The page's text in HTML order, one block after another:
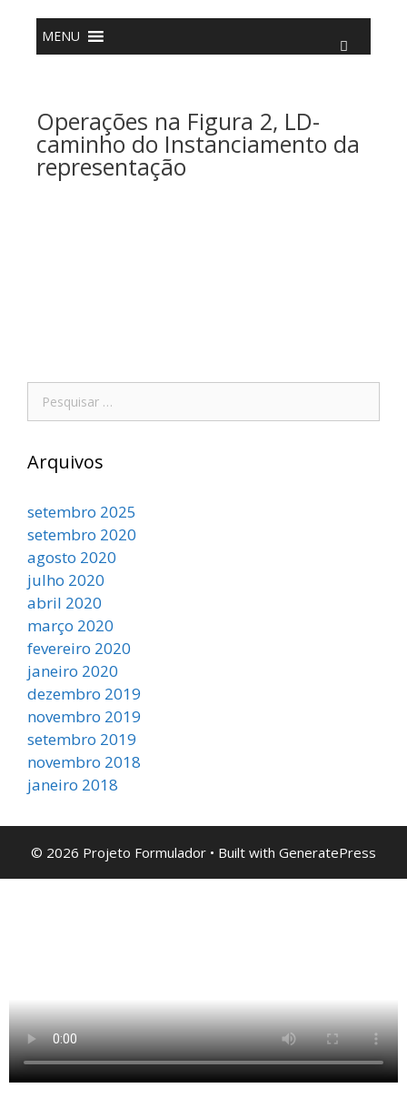
conteúdo
MENU
Operações na Figura 2, LD-
caminho do Instanciamento da
representação
Arquivos
setembro 2025
setembro 2020
agosto 2020
julho 2020
abril 2020
março 2020
fevereiro 2020
janeiro 2020
dezembro 2019
novembro 2019
setembro 2019
novembro 2018
janeiro 2018
© 2026 Projeto Formulador • Built with GeneratePress